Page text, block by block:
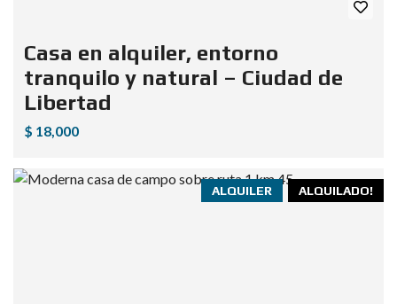
Casa en alquiler, entorno
tranquilo y natural – Ciudad de
Libertad
$ 18,000
ALQUILADO!
ALQUILER